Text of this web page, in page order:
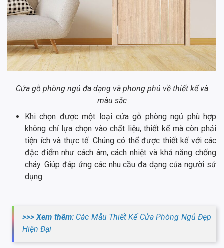
Cửa gỗ phòng ngủ đa dạng và phong phú về thiết kế và
màu sắc
Khi chọn được một loại cửa gỗ phòng ngủ phù hợp
không chỉ lựa chọn vào chất liệu, thiết kế mà còn phải
tiện ích và thực tế. Chúng có thể được thiết kế với các
đặc điểm như cách âm, cách nhiệt và khả năng chống
cháy. Giúp đáp ứng các nhu cầu đa dạng của người sử
dụng.
>>> Xem thêm: Các Mẫu Thiết Kế Cửa Phòng Ngủ Đẹp
Hiện Đại